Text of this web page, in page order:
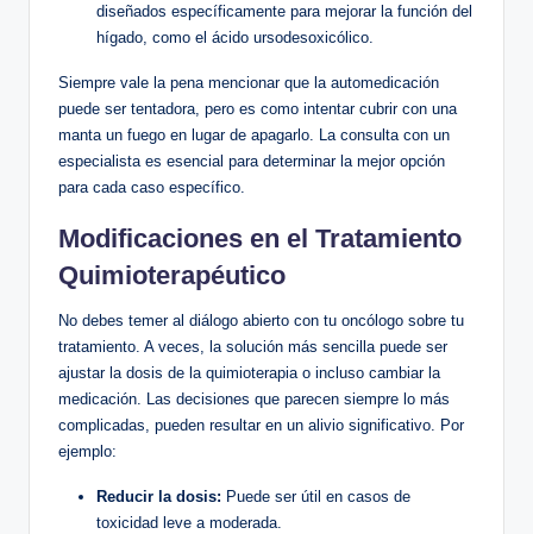
diseñados específicamente para mejorar la función del
hígado, como el ácido ursodesoxicólico.
Siempre vale la pena mencionar que la automedicación
puede ser tentadora, pero es como intentar cubrir con una
manta un fuego en lugar de apagarlo. La consulta con un
especialista es esencial para determinar la mejor opción
para cada caso específico.
Modificaciones en el Tratamiento
Quimioterapéutico
No debes temer al diálogo abierto con tu oncólogo sobre tu
tratamiento. A veces, la solución más sencilla puede ser
ajustar la dosis de la quimioterapia o incluso cambiar la
medicación. Las decisiones que parecen siempre lo más
complicadas, pueden resultar en un alivio significativo. Por
ejemplo:
Reducir la dosis: Puede ser útil en casos de
toxicidad leve a moderada.